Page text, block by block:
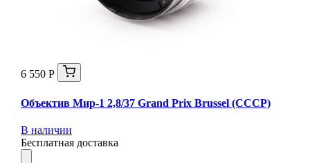
6 550 Р
Объектив Мир-1 2,8/37 Grand Prix Brussel (СССР)
В наличии
Бесплатная доставка